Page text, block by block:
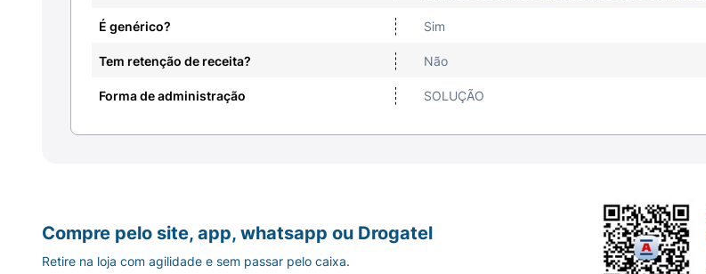
É genérico? Sim
Tem retenção de receita? Não
Forma de administração SOLUÇÃO
Compre pelo site, app, whatsapp ou Drogatel
Retire na loja com agilidade e sem passar pelo caixa.